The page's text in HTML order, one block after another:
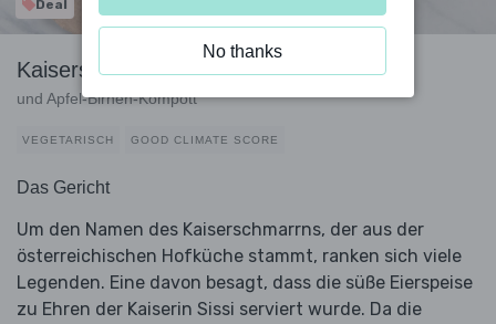
Deal
Kaiserschmarrn mit kandierten Nüssen
und Apfel-Birnen-Kompott
VEGETARISCH GOOD CLIMATE SCORE
Das Gericht
Um den Namen des Kaiserschmarrns, der aus der
österreichischen Hofküche stammt, ranken sich viele
Legenden. Eine davon besagt, dass die süße Eierspeise
zu Ehren der Kaiserin Sissi serviert wurde. Da die
No thanks